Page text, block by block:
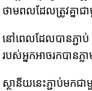
ថាមពលដែលត្រូវគ្នា
នៅពេលដែលបានភ្ជា
របស់អ្នកអាចរកបានភ្
ស្ថានីយនេះភ្ជាប់មកជ